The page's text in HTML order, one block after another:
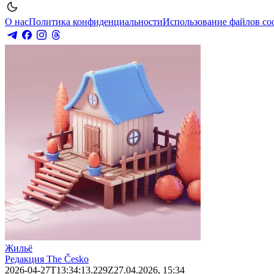
О насПолитика конфиденциальностиИспользование файлов
Жильё
Редакция The Česko
2026-04-27T13:34:13.229Z27.04.2026, 15:34